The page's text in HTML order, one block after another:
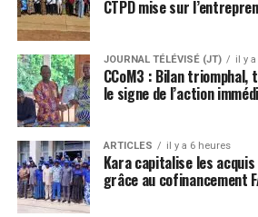
CTPD mise sur
JOURNAL TÉLÉVISÉ (JT) il y
CCoM3 : Bilan
le signe de l’action
ARTICLES il y a 6 heures
Kara capitalise les
grâce au cofinancement